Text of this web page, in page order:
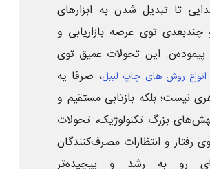
تا تبدیل شدن به ابزارهای
چندبعدی توی عرصه بازاریابی و
پیموده‌ن. این تحولات عمیق توی
انواع روش‌ های چاپ لیبل، صرفا یه
نیست؛ بلکه بازتابی مستقیم و
بزرگ تکنولوژیک، تحولات
رفتار و انتظارات مصرف‌کنندگان
رو به رشد و پیچیده‌تر